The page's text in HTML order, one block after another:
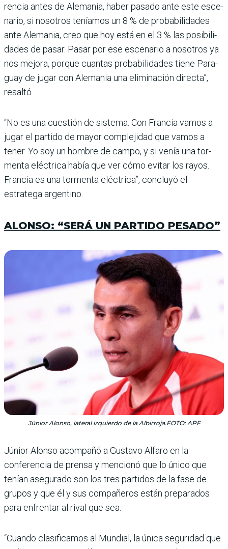
rencia antes de Alemania, haber pasado ante este esce­
nario, si nosotros teníamos un 8 % de probabilidades
ante Alemania, creo que hoy está en el 3 % las posibili­
dades de pasar. Pasar por ese escenario a nosotros ya
nos mejora, porque cuantas probabilidades tiene Para­
guay de jugar con Alemania una eliminación directa”,
resaltó.
“No es una cuestión de sis­tema. Con Francia vamos a
jugar el partido de mayor complejidad que vamos a
tener. Yo soy un hombre de campo, y si venía una tor­
menta eléctrica había que ver cómo evitar los rayos.
Fran­cia es una tormenta eléc­trica”, concluyó el
estratega argentino.
ALONSO: “SERÁ UN PARTIDO PESADO”
Júnior Alonso, lateral izquierdo de la Albirroja.FOTO: APF
Júnior Alonso acompañó a Gustavo Alfaro en la
conferencia de prensa y mencionó que lo único que
tenían asegurado son los tres partidos de la fase de
grupos y que él y sus compañeros están preparados
para enfrentar al rival que sea.
“Cuando clasificamos al Mundial, la única seguridad que